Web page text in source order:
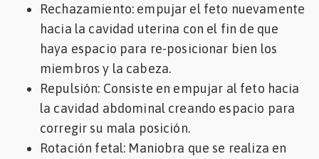
Rechazamiento: empujar el feto nuevamente
hacia la cavidad uterina con el fin de que
haya espacio para re-posicionar bien los
miembros y la cabeza.
Repulsión: Consiste en empujar al feto hacia
la cavidad abdominal creando espacio para
corregir su mala posición.
Rotación fetal: Maniobra que se realiza en